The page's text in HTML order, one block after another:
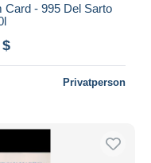
- 995 Del Sarto
Privatperson